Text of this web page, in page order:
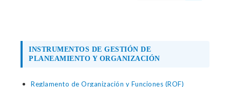
INSTRUMENTOS DE GESTIÓN DE
PLANEAMIENTO Y ORGANIZACIÓN
Reglamento de Organización y Funciones (ROF)